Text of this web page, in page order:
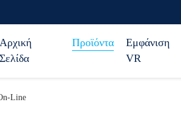
Αρχική
Σελίδα
Προϊόντα
Εμφάνιση
VR
Line